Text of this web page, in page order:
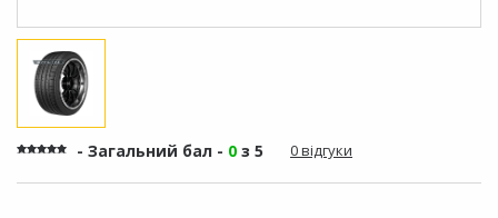
- Загальний бал - 0 з 5 0 відгуки